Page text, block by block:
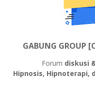
GABUNG GROUP
Forum diskusi
Hipnosis, Hipnoterapi,